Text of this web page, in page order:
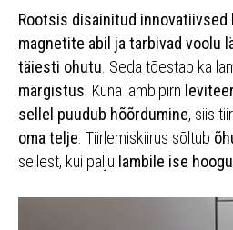
Rootsis disainitud innovatiivsed
magnetite abil ja tarbivad voolu
täiesti ohutu . Seda tõestab ka
märgistus . Kuna lambipirn
sellel puudub hõõrdumine, siis
oma telje . Tiirlemiskiirus sõltub
sellest, kui palju lambile ise